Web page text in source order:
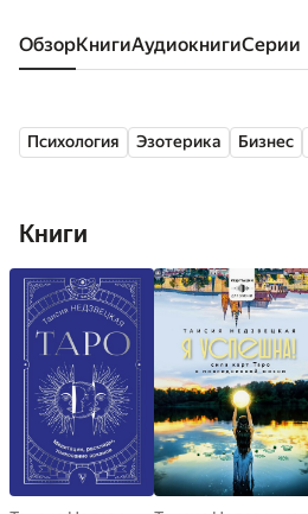
Обзор книги аудиокниги серии
Психология Эзотерика Бизнес
Книги